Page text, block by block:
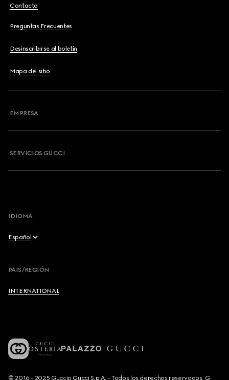
Contacto
Preguntas Frecuentes
Desinscribirse al boletín
Mapa del sitio
EMPRESA
SERVICIOS GUCCI
IDIOMA
Español
Français
PAÍS/REGIÓN
INTERNATIONAL
© 2016 - 2025 Guccio Gucci S.p.A. - Todos los derechos reservados. G